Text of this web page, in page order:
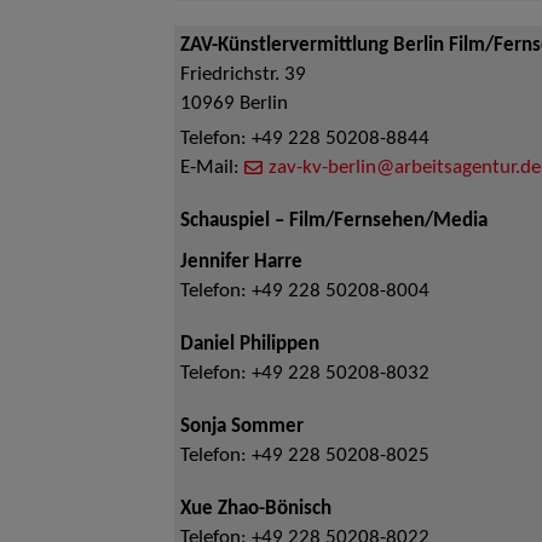
ZAV-Künstlervermittlung Berlin Film/
Friedrichstr. 39
10969 Berlin
Telefon: +49 228 50208-8844
E-Mail:
zav-kv-berlin@arbeitsagentur.de
Schauspiel – Film/Fernsehen/Media
Jennifer Harre
Telefon: +49 228 50208-8004
Daniel Philippen
Telefon: +49 228 50208-8032
Sonja Sommer
Telefon: +49 228 50208-8025
Xue Zhao-Bönisch